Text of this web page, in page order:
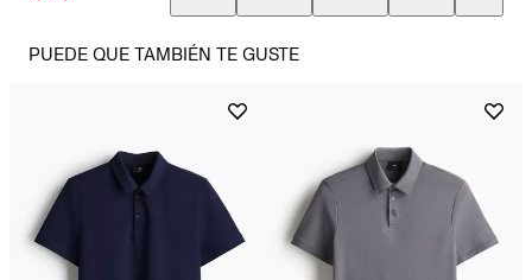
PUEDE QUE TAMBIÉN TE GUSTE